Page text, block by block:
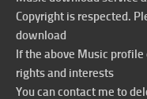
Copyright is respected.
download
If the above Music
rights and interests
You can contact me to